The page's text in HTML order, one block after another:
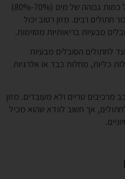
מזון רטוב מכיל כמות גבוהה של מים (70%-80%)
חתולים רבים. מזון רטוב יכול
מבעיות בריאותיות מסוימות.
לחתולים הסובלים מבעיות
כליות, מחלות כבד או אלרגיות
מרכיבים טריים ולא מעובדים. מזון
אך חשוב לוודא שהוא מכיל